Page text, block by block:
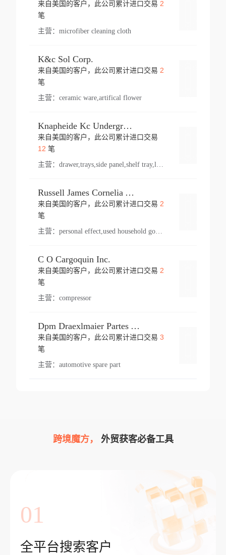
来自美国的客户，此公司累计进口交易 2
笔
主营： microfiber cleaning cloth
K&c Sol Corp.
来自美国的客户，此公司累计进口交易 2
笔
主营： ceramic ware,artifical flower
Knapheide Kc Underground
来自美国的客户，此公司累计进口交易
12 笔
主营：
Russell James Cornelia Arlington Va
来自美国的客户，此公司累计进口交易 2
笔
主营： personal effect,used household goods
C O Cargoquin Inc.
来自美国的客户，此公司累计进口交易 2
笔
主营： compressor
Dpm Draexlmaier Partes Automotrices Corr Ind Huejotzingo
来自美国的客户，此公司累计进口交易 3
笔
主营： automotive spare part
跨境魔方， 外贸获客必备工具
01
全平台搜索客户